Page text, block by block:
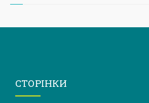
СТОРІНКИ